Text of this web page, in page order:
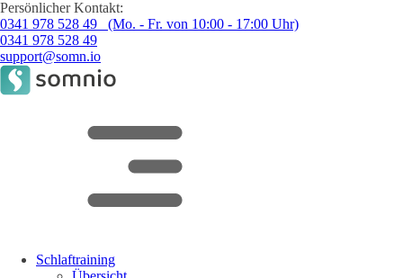
Persönlicher Kontakt:
0341 978 528 49 (Mo. - Fr. von 10:00 - 17:00 Uhr)
0341 978 528 49
support@somn.io
Schlaftraining